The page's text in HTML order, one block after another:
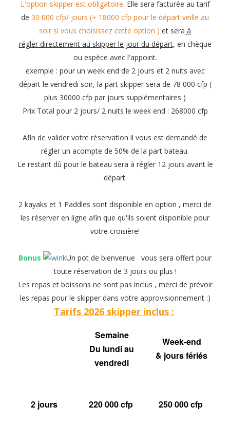
L'option skipper est obligatoire. Elle sera facturée au tarif
de 30 000 cfp/ jours (+ 18000 cfp pour le départ veille au
soir si vous choisissez cette option ) et sera à
régler directement au skipper le jour du départ, en chèque
ou espèce avec l'appoint.
exemple : pour un week end de 2 jours et 2 nuits avec
départ le vendredi soir, la part skipper sera de 78 000 cfp (
plus 30000 cfp par jours supplémentaires )
Prix Total pour 2 jours/ 2 nuits le week end : 268000 cfp
Afin de valider votre réservation il vous est demandé de
régler un acompte de 50% de la part bateau.
Le restant dû pour le bateau sera à régler 12 jours avant le
départ.
2 kayaks et 1 Paddles sont disponible en option , merci de
les réserver en ligne afin que qu'ils soient disponible pour
votre croisière!
Bonus
Un pot de bienvenue vous sera offert pour
toute réservation de 3 jours ou plus !
Les repas et boissons ne sont pas inclus , merci de prévoir
les repas pour le skipper dans votre approvisionnement :)
Tarifs 2026 skipper inclus :
Semaine
Du lundi au
vendredi
Week-end
& jours fériés
2 jours 220 000 cfp 250 000 cfp